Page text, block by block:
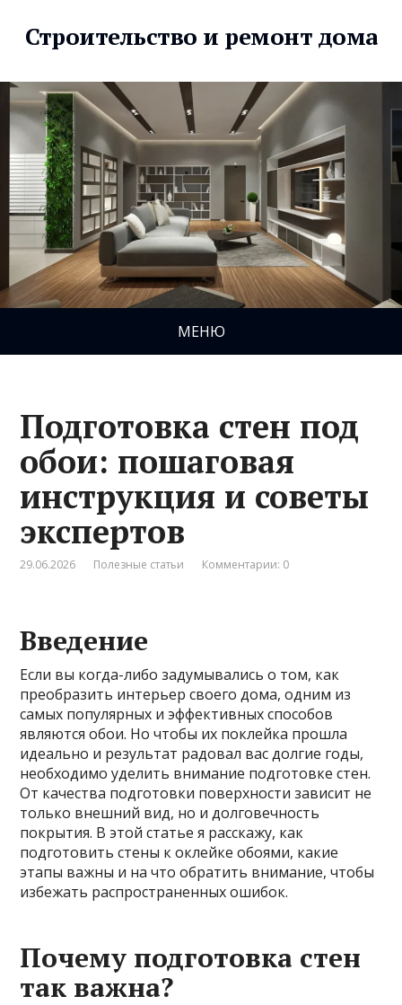
Строительство и ремонт дома
МЕНЮ
Подготовка стен под
обои: пошаговая
инструкция и советы
экспертов
29.06.2026 Полезные статьи Комментарии: 0
Введение
Если вы когда-либо задумывались о том, как
преобразить интерьер своего дома, одним из
самых популярных и эффективных способов
являются обои. Но чтобы их поклейка прошла
идеально и результат радовал вас долгие годы,
необходимо уделить внимание подготовке стен.
От качества подготовки поверхности зависит не
только внешний вид, но и долговечность
покрытия. В этой статье я расскажу, как
подготовить стены к оклейке обоями, какие
этапы важны и на что обратить внимание, чтобы
избежать распространенных ошибок.
Почему подготовка стен
так важна?